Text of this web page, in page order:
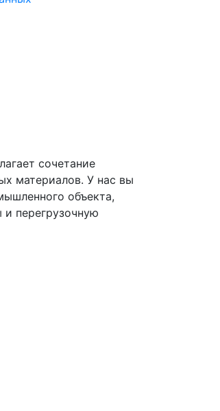
сочетание
материалов. У нас вы
объекта,
перегрузочную